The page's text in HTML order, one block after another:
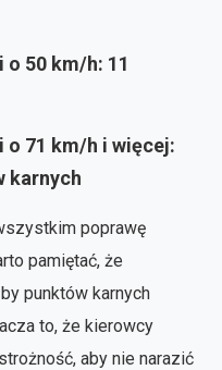
50 km/h: 11
71 km/h i więcej:
karnych
poprawę
pamiętać, że
punktów karnych
to, że kierowcy
aby nie narazić